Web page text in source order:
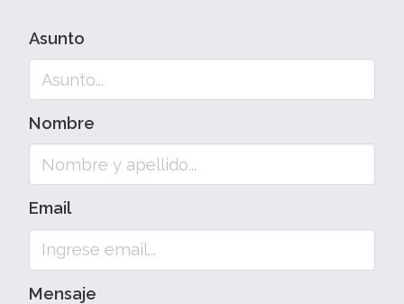
Asunto
Nombre
Email
Mensaje